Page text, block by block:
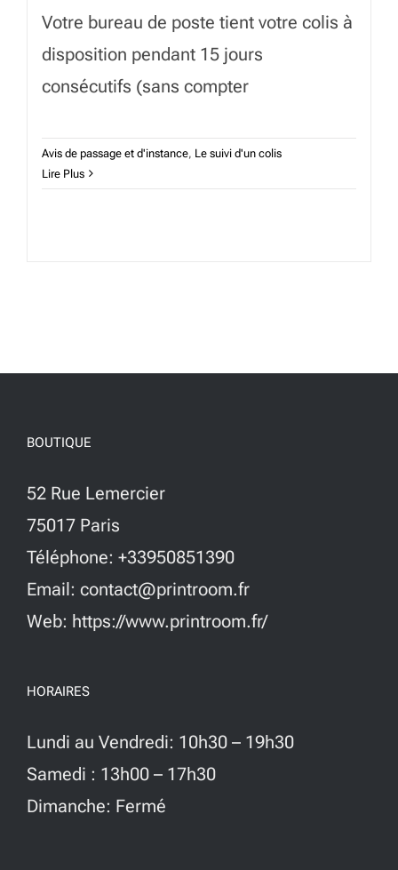
Votre bureau de poste tient votre colis à
disposition pendant 15 jours
consécutifs (sans compter
Avis de passage et d'instance, Le suivi d'un colis
Lire Plus
BOUTIQUE
52 Rue Lemercier
75017 Paris
Téléphone: +33950851390
Email: contact@printroom.fr
Web: https://www.printroom.fr/
HORAIRES
Lundi au Vendredi: 10h30 – 19h30
Samedi : 13h00 – 17h30
Dimanche: Fermé